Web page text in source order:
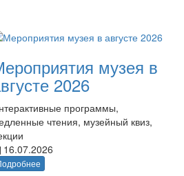
музея в
2026
программы,
чтения, музейный квиз,
16.07.2026